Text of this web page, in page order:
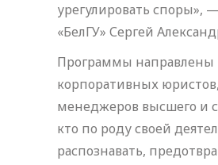
урегулировать споры»,
«БелГУ» Сергей
Программы направлены
корпоративных
менеджеров высшего и
кто по роду своей
распознавать,